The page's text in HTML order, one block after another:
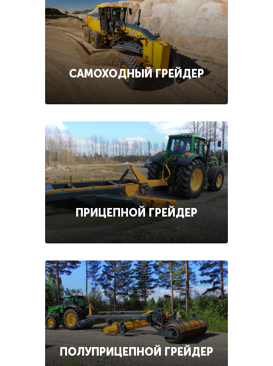
САМОХОДНЫЙ ГРЕЙДЕР
ПРИЦЕПНОЙ ГРЕЙДЕР
ПОЛУПРИЦЕПНОЙ ГРЕЙДЕР